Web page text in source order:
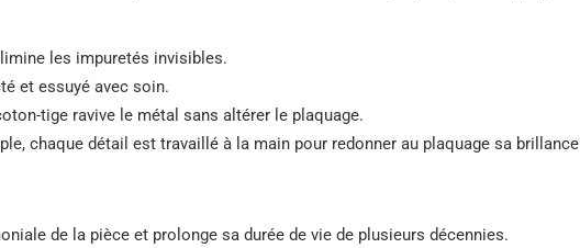
les impuretés invisibles.
et essuyé avec soin.
tige ravive le métal sans altérer le plaquage.
chaque détail est travaillé à la main pour redonner au plaquage sa brillance
de la pièce et prolonge sa durée de vie de plusieurs décennies.